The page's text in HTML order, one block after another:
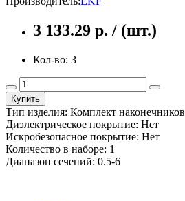
3 133.29 р. / (шт.)
Кол-во: 3
Купить
Тип изделия: Комплект наконечников
Диэлектрическое покрытие: Нет
Искробезопасное покрытие: Нет
Количество в наборе: 1
Диапазон сечений: 0.5-6